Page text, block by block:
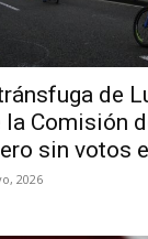
de
Comisión
sin votos
2026